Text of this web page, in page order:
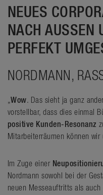
NEUES
NACH AUSSEN
PERFEKT
NORDMANN,
„Wow. Das sieht ja ganz
vorstellbar, dass dies einmal
positive Kunden-Resonanz
Mitarbeiterräumen können wir
Im Zuge einer
Nordmann sowohl bei der
neuen Messeauftritts als